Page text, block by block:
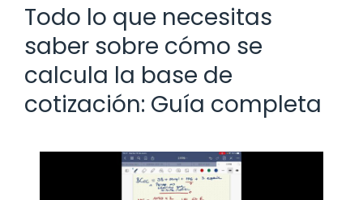
Todo lo que necesitas
saber sobre cómo se
calcula la base de
cotización: Guía completa